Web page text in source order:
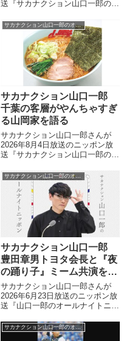
送『サカナクション山口一郎のオ
ドラゴンズのアンバサダーである
にもかかわらず、球団が仕事をく
れず、提案をしても聞き流されて
しまっている件について話してい
ました。
サカナクション山口一郎のオールナイトニッポン
サカナクション山口一郎
千葉の客層がやんちゃすぎ
る山岡家を語る
サカナクション山口一郎さんが
2026年8月4日放送のニッポン放
送『サカナクション山口一郎のオ
きなラーメンチェーン・山岡家に
ついてトーク。千葉のとあるお店
のやんちゃすぎる客層について話
していました。
サカナクション山口一郎のオールナイトニッポン
サカナクション山口一郎
豊田章男トヨタ会長と『夜
の踊り子』ミーム共演を語
る
サカナクション山口一郎さんが
2026年6月23日放送のニッポン放
送『山口一郎のオールナイトニッ
JAPAN』をスポンサードするト
ヨタ・豊田章男会長と『夜の踊り
サカナクション山口一郎のオールナイトニッポン